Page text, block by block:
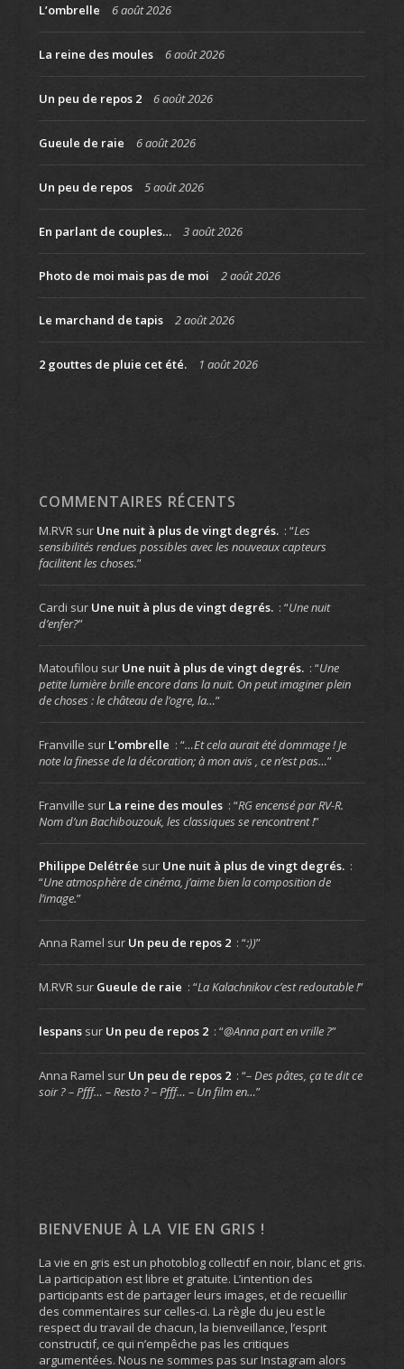
L’ombrelle 6 août 2026
La reine des moules 6 août 2026
Un peu de repos 2 6 août 2026
Gueule de raie 6 août 2026
Un peu de repos 5 août 2026
En parlant de couples… 3 août 2026
Photo de moi mais pas de moi 2 août 2026
Le marchand de tapis 2 août 2026
2 gouttes de pluie cet été. 1 août 2026
COMMENTAIRES RÉCENTS
M.RVR sur Une nuit à plus de vingt degrés. : “Les
sensibilités rendues possibles avec les nouveaux capteurs
facilitent les choses.”
Cardi sur Une nuit à plus de vingt degrés. : “Une nuit
d’enfer?”
Matoufilou sur Une nuit à plus de vingt degrés. : “Une
petite lumière brille encore dans la nuit. On peut imaginer plein
de choses : le château de l’ogre, la…”
Franville sur L’ombrelle : “…Et cela aurait été dommage ! Je
note la finesse de la décoration; à mon avis , ce n’est pas…”
Franville sur La reine des moules : “RG encensé par RV-R.
Nom d’un Bachibouzouk, les classiques se rencontrent !”
Philippe Delétrée sur Une nuit à plus de vingt degrés. :
“Une atmosphère de cinéma, j’aime bien la composition de
l’image.”
Anna Ramel sur Un peu de repos 2 : “:))”
M.RVR sur Gueule de raie : “La Kalachnikov c’est redoutable !”
lespanssur Un peu de repos 2 : “@Anna part en vrille ?”
Anna Ramel sur Un peu de repos 2 : “– Des pâtes, ça te dit ce
soir ? – Pfff… – Resto ? – Pfff… – Un film en…”
BIENVENUE À LA VIE EN GRIS !
La vie en gris est un photoblog collectif en noir, blanc et gris.
La participation est libre et gratuite. L’intention des
participants est de partager leurs images, et de recueillir
des commentaires sur celles-ci. La règle du jeu est le
respect du travail de chacun, la bienveillance, l’esprit
constructif, ce qui n’empêche pas les critiques
argumentées. Nous ne sommes pas sur Instagram alors